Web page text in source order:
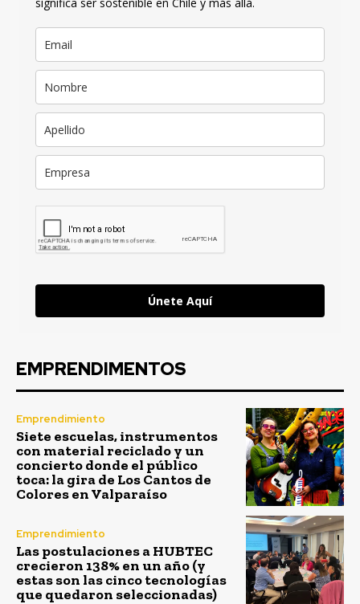
Únete Aquí
EMPRENDIMENTOS
Emprendimiento
Siete escuelas, instrumentos
con material reciclado y un
concierto donde el público
toca: la gira de Los Cantos de
Colores en Valparaíso
Emprendimiento
Las postulaciones a HUBTEC
crecieron 138% en un año (y
estas son las cinco tecnologías
que quedaron seleccionadas)